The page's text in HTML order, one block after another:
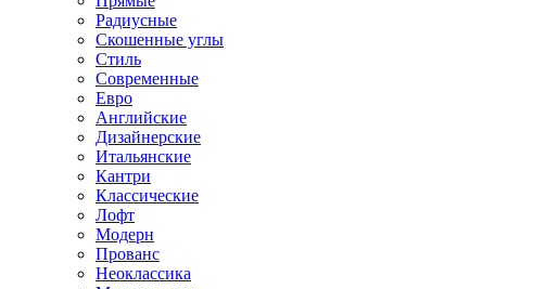
Радиусные
Скошенные углы
Стиль
Современные
Евро
Английские
Дизайнерские
Итальянские
Кантри
Классические
Лофт
Модерн
Прованс
Неоклассика